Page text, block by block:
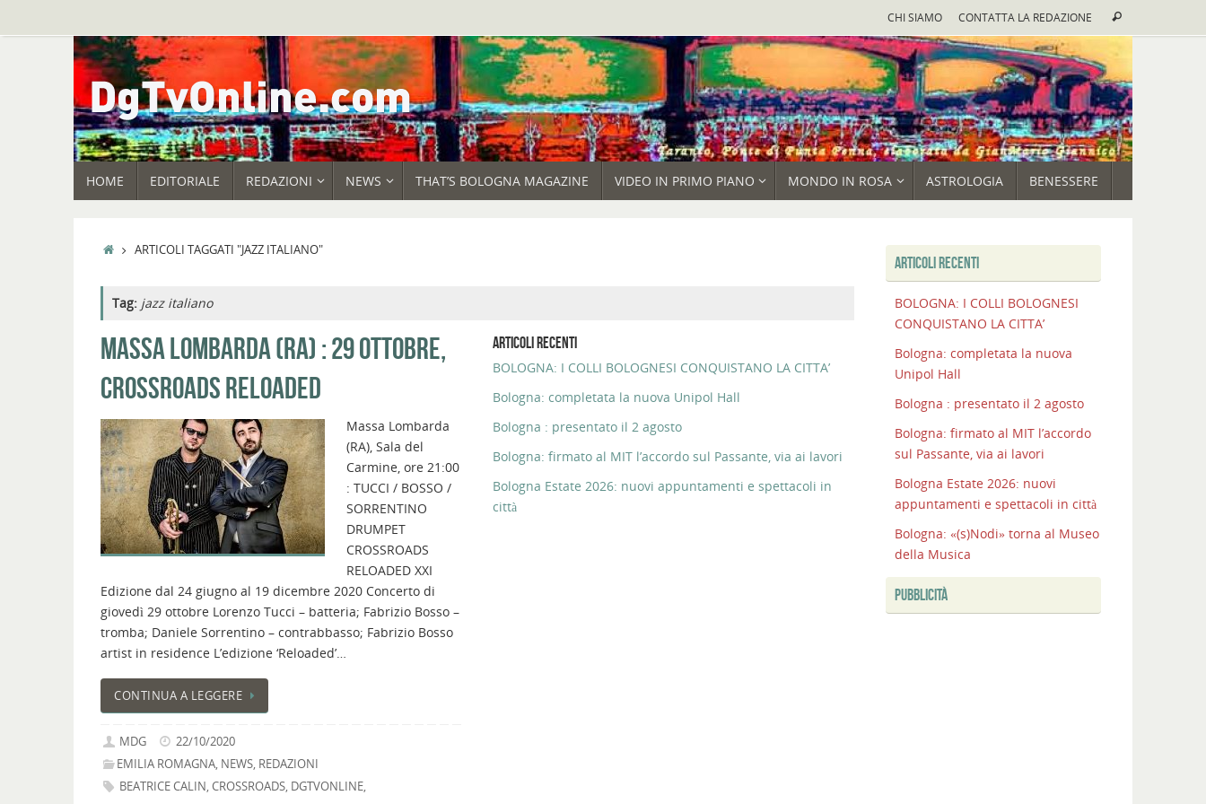
CHI SIAMO CONTATTA LA REDAZIONE Cerca
HOME EDITORIALE REDAZIONI NEWS THAT’S BOLOGNA MAGAZINE VIDEO IN PRIMO PIANO MONDO IN ROSA ASTROLOGIA BENESSERE
HOMEARTICOLI TAGGATI "JAZZ ITALIANO"
Tag: jazz italiano
MASSA LOMBARDA (RA) : 29 OTTOBRE,
CROSSROADS RELOADED
Massa Lombarda
(RA), Sala del
Carmine, ore 21:00
: TUCCI / BOSSO /
SORRENTINO
DRUMPET
CROSSROADS
RELOADED XXI
Edizione dal 24 giugno al 19 dicembre 2020 Concerto di
giovedì 29 ottobre Lorenzo Tucci – batteria; Fabrizio Bosso –
tromba; Daniele Sorrentino – contrabbasso; Fabrizio Bosso
artist in residence L’edizione ‘Reloaded’…
CONTINUA A LEGGERE
MDG
22/10/2020
EMILIA ROMAGNA, NEWS, REDAZIONI
BEATRICE CALIN,CROSSROADS, DGTVONLINE,
ARTICOLI RECENTI
BOLOGNA: I COLLI BOLOGNESI CONQUISTANO LA CITTA’
Bologna: completata la nuova Unipol Hall
Bologna : presentato il 2 agosto
Bologna: firmato al MIT l’accordo sul Passante, via ai lavori
Bologna Estate 2026: nuovi appuntamenti e spettacoli in
città
ARTICOLI RECENTI
BOLOGNA: I COLLI BOLOGNESI
CONQUISTANO LA CITTA’
Bologna: completata la nuova
Unipol Hall
Bologna : presentato il 2 agosto
Bologna: firmato al MIT l’accordo
sul Passante, via ai lavori
Bologna Estate 2026: nuovi
appuntamenti e spettacoli in città
Bologna: «(s)Nodi» torna al Museo
della Musica
PUBBLICITÀ